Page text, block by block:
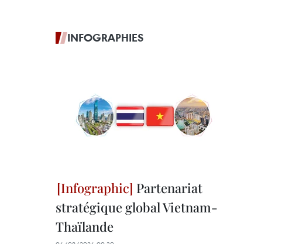
INFOGRAPHIES
Partenariat
stratégique global Vietnam-
Thaïlande